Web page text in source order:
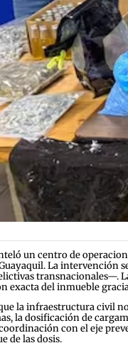
un centro de
La intervención
transnacionales—.
del inmueble
la infraestructura civil
la dosificación de
con el eje
de las dosis.